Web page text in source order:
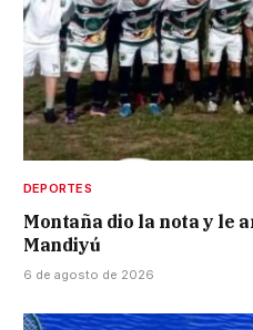
DEPORTES
Montaña dio la nota y le
Mandiyú
6 de agosto de 2026